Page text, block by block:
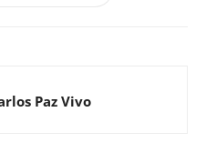
Paz Vivo